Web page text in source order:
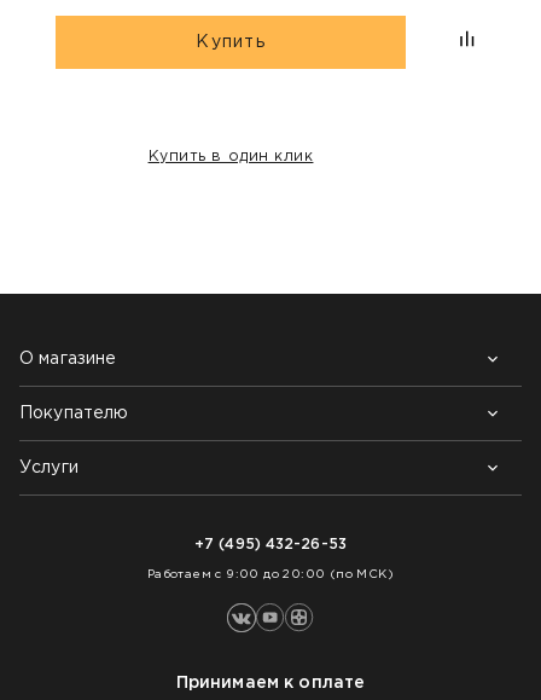
Купить
Купить в один клик
О магазине
Почему выбирают нас
Контакты
Блог
Покупателю
Возврат товара
Как заказать
Услуги
+7 (495) 432-26-53
Работаем с 9:00 до 20:00 (по МСК)
Принимаем к оплате